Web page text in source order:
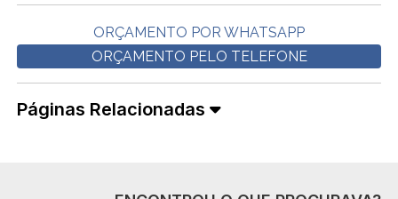
ORÇAMENTO POR WHATSAPP
ORÇAMENTO PELO TELEFONE
Páginas Relacionadas